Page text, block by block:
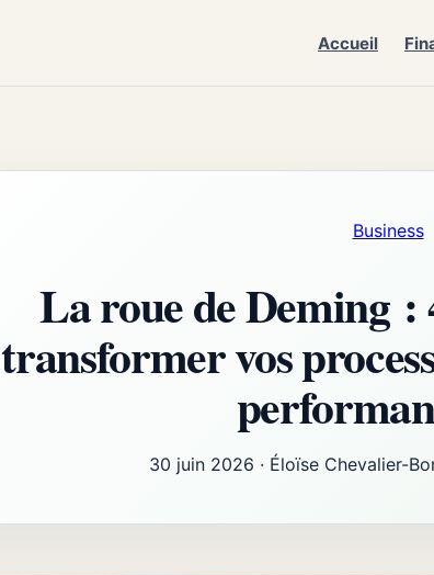
Accueil
Business
La roue de Deming :
transformer vos
30 juin 2026 · Éloïse Chevalier-